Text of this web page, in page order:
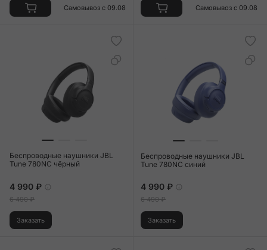
Самовывоз с 09.08 Самовывоз с 09.08
Беспроводные наушники JBL
Tune 780NC чёрный
4 990 ₽
6 490 ₽
Заказать
Беспроводные наушники JBL
Tune 780NC синий
4 990 ₽
6 490 ₽
Заказать